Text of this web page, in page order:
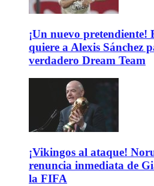
¡Un nuevo pretendiente!
quiere a Alexis Sánchez
verdadero Dream Team
¡Vikingos al ataque!
renuncia inmediata de
la FIFA